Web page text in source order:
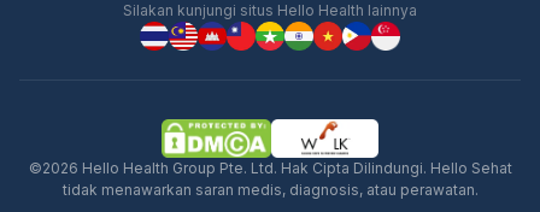
Silakan kunjungi situs Hello Health lainnya
©2026 Hello Health Group Pte. Ltd. Hak Cipta Dilindungi. Hello Sehat
tidak menawarkan saran medis, diagnosis, atau perawatan.